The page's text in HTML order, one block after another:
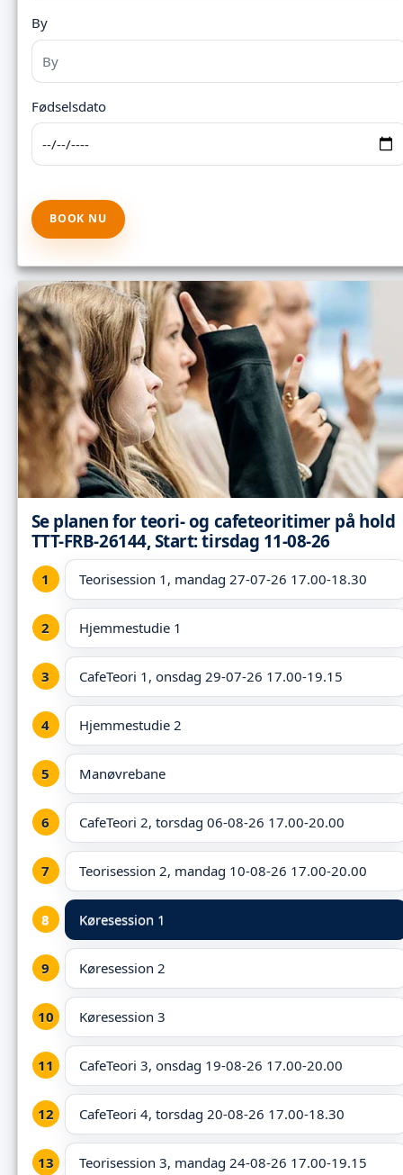
By
Fødselsdato
BOOK NU
Se planen for teori- og cafeteoritimer på hold
TTT-FRB-26144, Start: tirsdag 11-08-26
Teorisession 1, mandag 27-07-26 17.00-18.30
Hjemmestudie 1
CafeTeori 1, onsdag 29-07-26 17.00-19.15
Hjemmestudie 2
Manøvrebane
CafeTeori 2, torsdag 06-08-26 17.00-20.00
Teorisession 2, mandag 10-08-26 17.00-20.00
Køresession 1
Køresession 2
Køresession 3
CafeTeori 3, onsdag 19-08-26 17.00-20.00
CafeTeori 4, torsdag 20-08-26 17.00-18.30
Teorisession 3, mandag 24-08-26 17.00-19.15